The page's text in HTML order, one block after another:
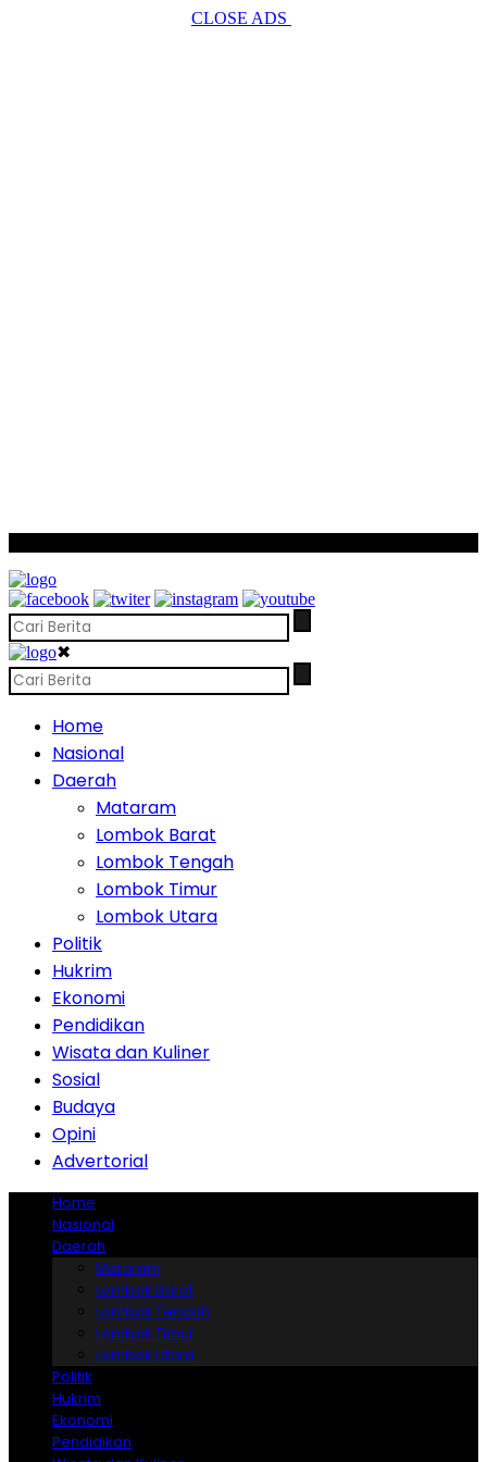
CLOSE ADS
✖
Home
Nasional
Daerah
Mataram
Lombok Barat
Lombok Tengah
Lombok Timur
Lombok Utara
Politik
Hukrim
Ekonomi
Pendidikan
Wisata dan Kuliner
Sosial
Budaya
Opini
Advertorial
Home
Nasional
Daerah
Mataram
Lombok Barat
Lombok Tengah
Lombok Timur
Lombok Utara
Politik
Hukrim
Ekonomi
Pendidikan